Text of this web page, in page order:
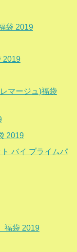
袋 2019
2019
マージュ)福袋
2019
バイ プライムパ
福袋 2019